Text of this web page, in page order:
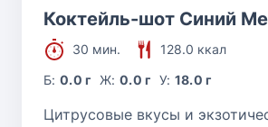
Коктейль-шот Синий
30 мин.
128.0 ккал
Б:0.0 г Ж: 0.0 г У: 18.0 г
Цитрусовые вкусы и